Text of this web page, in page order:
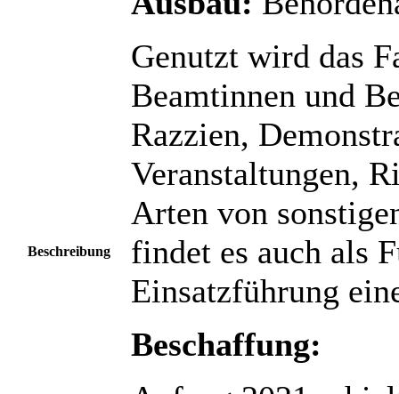
Beschreibung
Genutzt wird das
Beamtinnen und
Razzien,
Veranstaltungen,
Arten von
findet es auch als
Einsatzführung
Beschaffung: